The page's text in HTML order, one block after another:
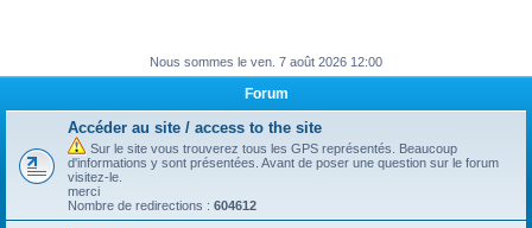
Nous sommes le ven. 7 août 2026 12:00
Forum
Accéder au site / access to the site
Sur le site vous trouverez tous les GPS représentés. Beaucoup
d'informations y sont présentées. Avant de poser une question sur le forum
visitez-le.
merci
Nombre de redirections : 604612